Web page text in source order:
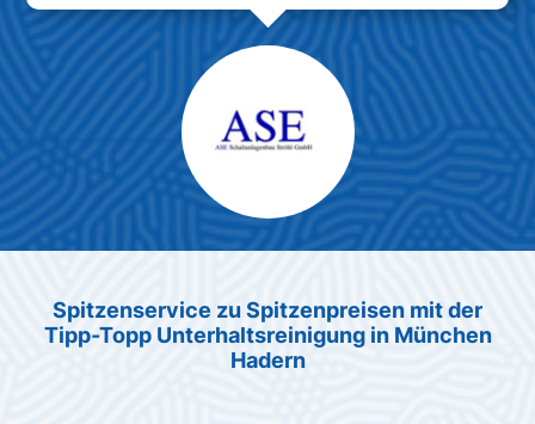
Max Mustermann
Spitzenservice zu Spitzenpreisen mit der
Tipp-Topp Unterhaltsreinigung in München
Hadern